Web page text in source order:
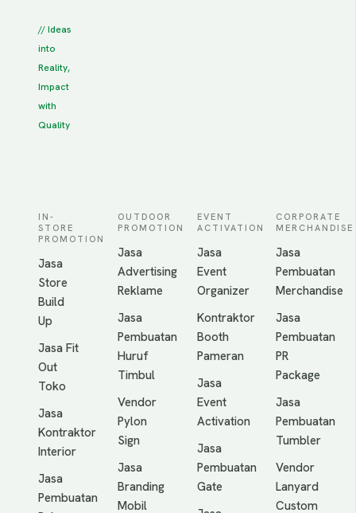
// Ideas
into
Reality,
Impact
with
Quality
IN-
STORE
PROMOTION
Jasa
Store
Build
Up
Jasa Fit
Out
Toko
Jasa
Kontraktor
Interior
Jasa
Pembuatan
OUTDOOR
PROMOTION
Jasa
Advertising
Reklame
Jasa
Pembuatan
Huruf
Timbul
Vendor
Pylon
Sign
Jasa
Branding
Mobil
EVENT
ACTIVATION
Jasa
Event
Organizer
Kontraktor
Booth
Pameran
Jasa
Event
Activation
Jasa
Pembuatan
Gate
CORPORATE
MERCHANDISE
Jasa
Pembuatan
Merchandise
Jasa
Pembuatan
PR
Package
Jasa
Pembuatan
Tumbler
Vendor
Lanyard
Custom